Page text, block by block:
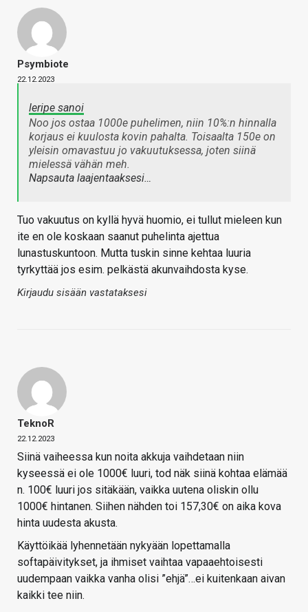
Psymbiote
22.12.2023
leripe sanoi
Noo jos ostaa 1000e puhelimen, niin 10%:n hinnalla
korjaus ei kuulosta kovin pahalta. Toisaalta 150e on
yleisin omavastuu jo vakuutuksessa, joten siinä
mielessä vähän meh.
Napsauta laajentaaksesi…
Tuo vakuutus on kyllä hyvä huomio, ei tullut mieleen kun
ite en ole koskaan saanut puhelinta ajettua
lunastuskuntoon. Mutta tuskin sinne kehtaa luuria
tyrkyttää jos esim. pelkästä akunvaihdosta kyse.
Kirjaudu sisään vastataksesi
TeknoR
22.12.2023
Siinä vaiheessa kun noita akkuja vaihdetaan niin
kyseessä ei ole 1000€ luuri, tod näk siinä kohtaa elämää
n. 100€ luuri jos sitäkään, vaikka uutena oliskin ollu
1000€ hintanen. Siihen nähden toi 157,30€ on aika kova
hinta uudesta akusta.
Käyttöikää lyhennetään nykyään lopettamalla
softapäivitykset, ja ihmiset vaihtaa vapaaehtoisesti
uudempaan vaikka vanha olisi ”ehjä”…ei kuitenkaan aivan
kaikki tee niin.